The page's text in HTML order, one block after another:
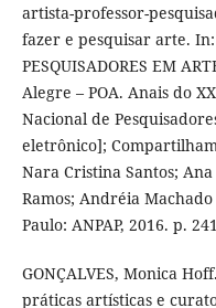
artista-professor-
fazer e pesquisar arte. In:
PESQUISADORES EM
Alegre – POA. Anais do
Nacional de
eletrônico];
Nara Cristina Santos;
Ramos; Andréia
Paulo: ANPAP, 2016. p.
GONÇALVES, Monica
práticas artísticas e